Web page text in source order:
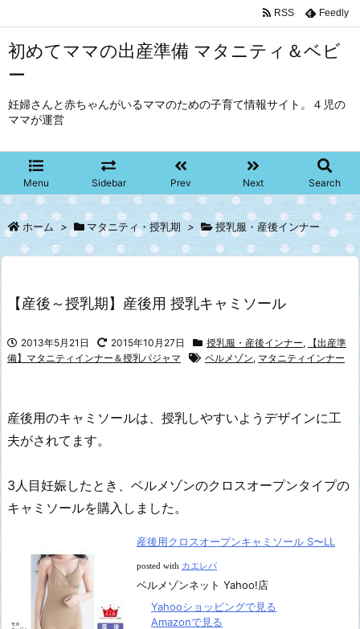
初めてママの出産準備 マタニティ＆ベビ
ー
妊婦さんと赤ちゃんがいるママのための子育て情報サイト。４児の
ママが運営
Menu Sidebar Prev Next Search
RSS Feedly
ホーム > マタニティ・授乳期 > 授乳服・産後インナー
【産後～授乳期】産後用 授乳キャミソール
2013年5月21日 2015年10月27日 授乳服・産後インナー,
【出産準
備】マタニティインナー＆授乳パジャマ
ベルメゾン, マタニティインナー
産後用のキャミソールは、授乳しやすいようデザインに工
夫がされてます。
3人目妊娠したとき、ベルメゾンのクロスオープンタイプの
キャミソールを購入しました。
産後用クロスオープンキャミソール S〜LL
posted with カエレバ
ベルメゾンネット Yahoo!店
Yahooショッピングで見る
Amazonで見る